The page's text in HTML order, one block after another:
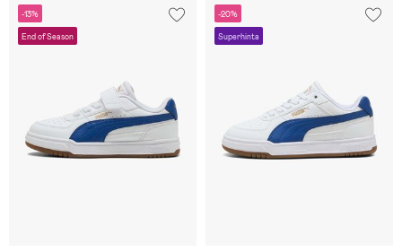
-13%
End of Season
-20%
Superhinta